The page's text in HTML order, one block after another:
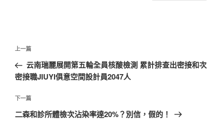
文
導
覽
上
一
篇
章
上一篇
云南瑞麗展開第五輪全員核酸檢測 累計排查出密接和次
密接職JIUYI俱意空間設計員2047人
下
一
下一篇
二森和診所體檢次沾染率達20%？別信，假的！